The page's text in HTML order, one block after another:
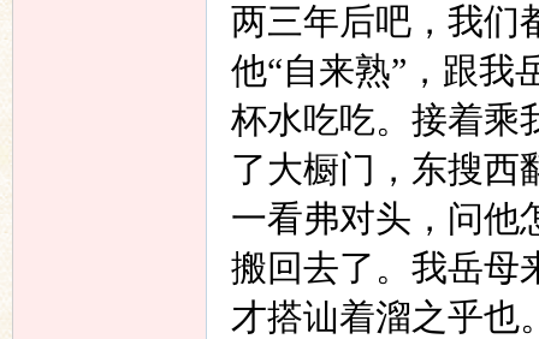
两三年后吧，我们
他“自来熟” ，跟我
杯水吃吃。接着乘
了大橱门，东搜西
一看弗对头，问他
搬回去了。我岳母
才搭讪着溜之乎也